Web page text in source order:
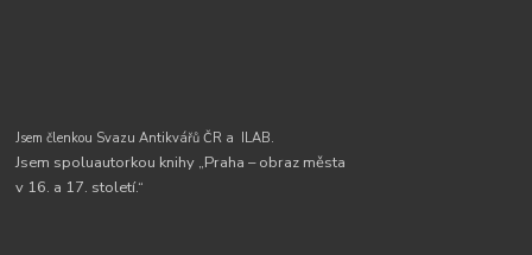
Jsem členkou Svazu Antikvářů ČR a ILAB.
Jsem spoluautorkou knihy „Praha – obraz města
v 16. a 17. století.“